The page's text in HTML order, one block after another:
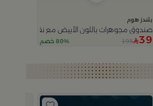
بلندز هوم
صندوق مجوهرات باللون الأبيض مع نقوش ذهبية
39
195 80% خصم